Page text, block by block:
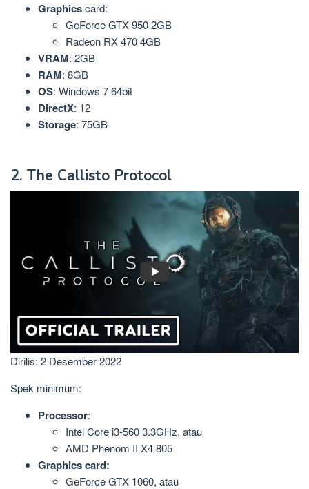
Graphicscard:
GeForce GTX 950 2GB
Radeon RX 470 4GB
VRAM: 2GB
RAM: 8GB
OS: Windows 7 64bit
DirectX: 12
Storage: 75GB
2. The Callisto Protocol
Dirilis: 2 Desember 2022
Spek minimum:
Processor:
Intel Core i3-560 3.3GHz, atau
AMD Phenom II X4 805
Graphics card:
GeForce GTX 1060, atau